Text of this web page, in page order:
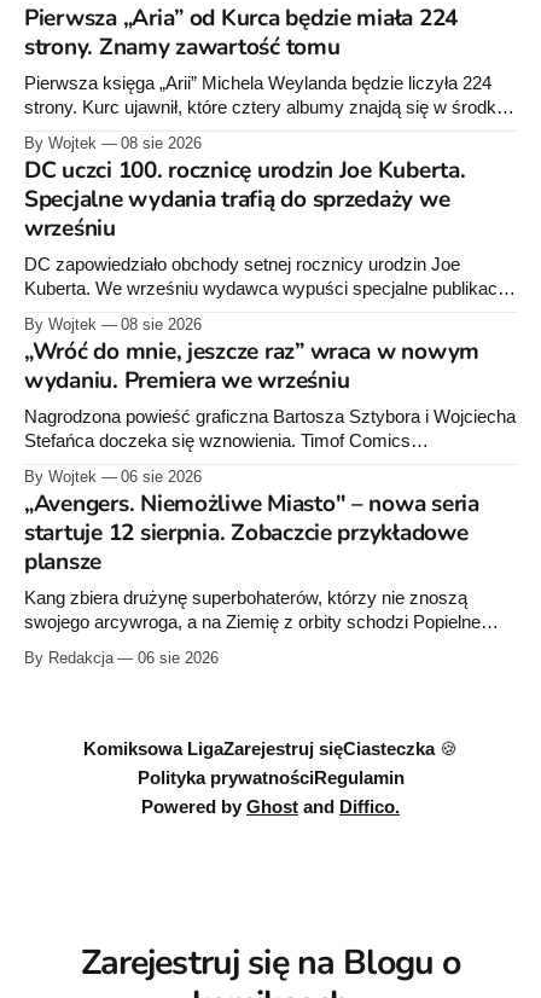
Pierwsza „Aria” od Kurca będzie miała 224
strony. Znamy zawartość tomu
Pierwsza księga „Arii” Michela Weylanda będzie liczyła 224
strony. Kurc ujawnił, które cztery albumy znajdą się w środku i
By Wojtek 08 sie 2026
DC uczci 100. rocznicę urodzin Joe Kuberta.
Specjalne wydania trafią do sprzedaży we
wrześniu
DC zapowiedziało obchody setnej rocznicy urodzin Joe
Kuberta. We wrześniu wydawca wypuści specjalne publikacje
sprzedaży niemal dokładnie w dniu jego urodzin.
By Wojtek 08 sie 2026
„Wróć do mnie, jeszcze raz” wraca w nowym
wydaniu. Premiera we wrześniu
Nagrodzona powieść graficzna Bartosza Sztybora i Wojciecha
Stefańca doczeka się wznowienia. Timof Comics
raz”, którego pierwsze wydanie ukazało się w 2015 roku.
By Wojtek 06 sie 2026
„Avengers. Niemożliwe Miasto" – nowa seria
startuje 12 sierpnia. Zobaczcie przykładowe
plansze
Kang zbiera drużynę superbohaterów, którzy nie znoszą
swojego arcywroga, a na Ziemię z orbity schodzi Popielne
serii Avengers autorstwa Jeda MacKaya trafia do sklepów 12
By Redakcja 06 sie 2026
Komiksowa LigaZarejestruj sięCiasteczka 🍪
Polityka prywatnościRegulamin
Powered by Ghost and Diffico.
Zarejestruj się na Blogu o